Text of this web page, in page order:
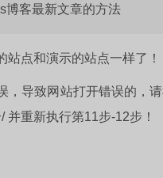
博客最新文章的方法
点和演示的站点一样了！
，导致网站打开错误的，
重新执行第11步-12步！